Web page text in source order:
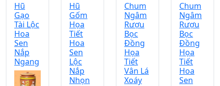
Hũ
Gạo
Tài Lộc
Hoa
Sen
Nắp
Ngang
Hũ
Gốm
Họa
Tiết
Hoa
Sen
Lộc
Nắp
Nhọn
Chum
Ngâm
Rượu
Bọc
Đồng
Họa
Tiết
Vân Lá
Xoáy
Chum
Ngâm
Rượu
Bọc
Đồng
Họa
Tiết
Hoa
Sen